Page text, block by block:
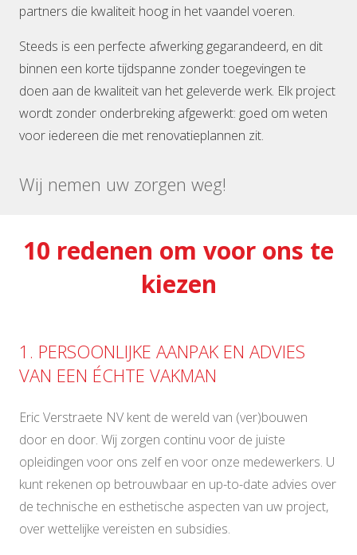
partners die kwaliteit hoog in het vaandel voeren.
Steeds is een perfecte afwerking gegarandeerd, en dit
binnen een korte tijdspanne zonder toegevingen te
doen aan de kwaliteit van het geleverde werk. Elk project
wordt zonder onderbreking afgewerkt: goed om weten
voor iedereen die met renovatieplannen zit.
Wij nemen uw zorgen weg!
10 redenen om voor ons te
kiezen
1. PERSOONLIJKE AANPAK EN ADVIES
VAN EEN ÉCHTE VAKMAN
Eric Verstraete NV kent de wereld van (ver)bouwen
door en door. Wij zorgen continu voor de juiste
opleidingen voor ons zelf en voor onze medewerkers. U
kunt rekenen op betrouwbaar en up-to-date advies over
de technische en esthetische aspecten van uw project,
over wettelijke vereisten en subsidies.